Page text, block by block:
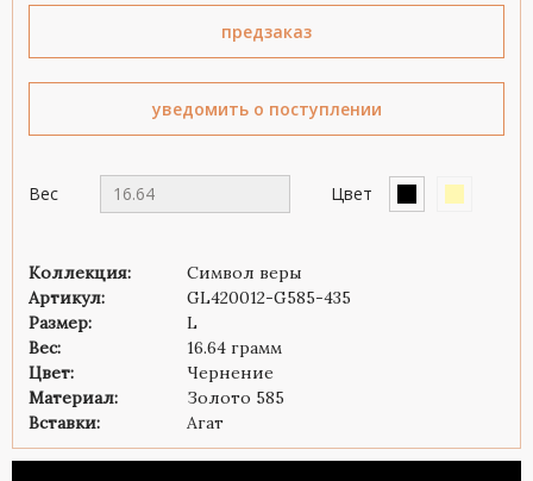
предзаказ
уведомить о поступлении
Вес 16.64 Цвет
Коллекция:
Символ веры
Артикул:
GL420012-G585-435
Размер:
L
Вес:
16.64 грамм
Цвет:
Чернение
Материал:
Золото 585
Вставки:
Агат